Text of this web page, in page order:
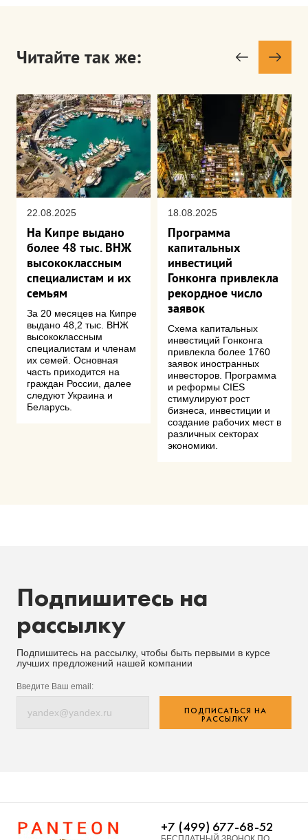
Читайте так же:
22.08.2025
На Кипре выдано
более 48 тыс. ВНЖ
высококлассным
специалистам и их
семьям
За 20 месяцев на Кипре
выдано 48,2 тыс. ВНЖ
высококлассным
специалистам и членам
их семей. Основная
часть приходится на
граждан России, далее
следуют Украина и
Беларусь.
18.08.2025
Программа
капитальных
инвестиций
Гонконга привлекла
рекордное число
заявок
Схема капитальных
инвестиций Гонконга
привлекла более 1760
заявок иностранных
инвесторов. Программа
и реформы CIES
стимулируют рост
бизнеса, инвестиции и
создание рабочих мест в
различных секторах
экономики.
Подпишитесь на
рассылку
Подпишитесь на рассылку, чтобы быть первыми в курсе
лучших предложений нашей компании
Введите Ваш email:
ПОДПИСАТЬСЯ НА
РАССЫЛКУ
+7 (499) 677-68-52